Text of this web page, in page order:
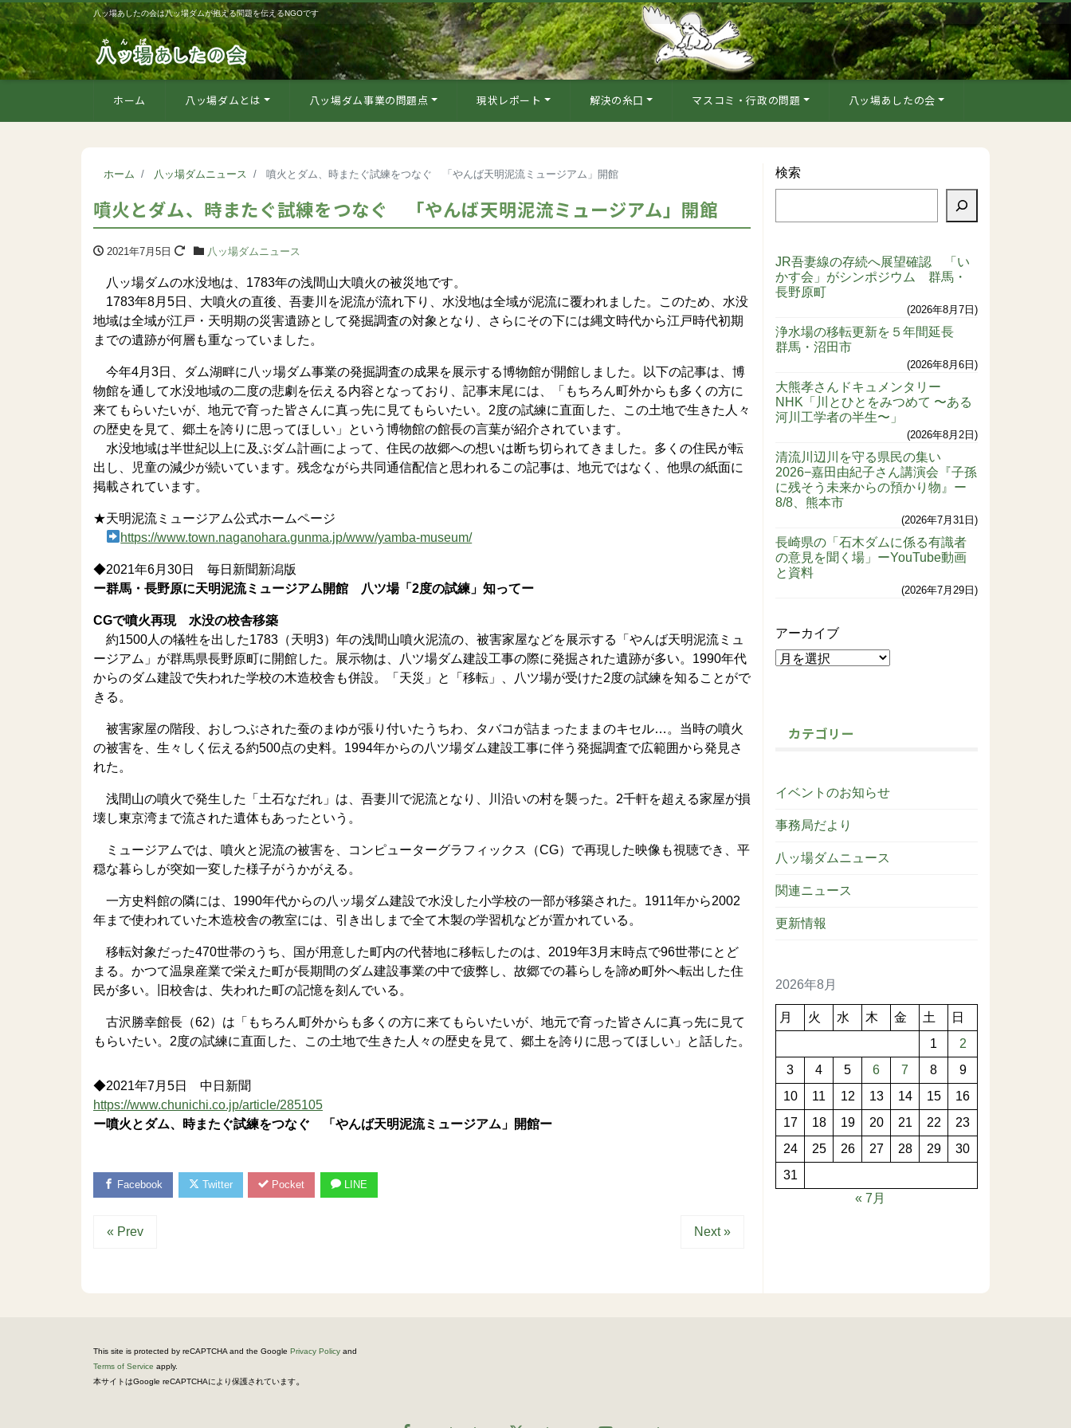
八ッ場あしたの会は八ッ場ダムが抱える問題を伝えるNGOです
ホーム 八ッ場ダムとは 八ッ場ダム事業の問題点 現状レポート 解決の糸口 マスコミ・行政の問題 八ッ場あしたの会
ホーム 八ッ場ダムニュース 噴火とダム、時またぐ試練をつなぐ 「やんば天明泥流ミュージアム」開館
噴火とダム、時またぐ試練をつなぐ 「やんば天明泥流ミュージアム」開館
2021年7月5日 八ッ場ダムニュース
八ッ場ダムの水没地は、1783年の浅間山大噴火の被災地です。
1783年8月5日、大噴火の直後、吾妻川を泥流が流れ下り、水没地は全域が泥流に覆われました。このため、水没
地域は全域が江戸・天明期の災害遺跡として発掘調査の対象となり、さらにその下には縄文時代から江戸時代初期
までの遺跡が何層も重なっていました。
今年4月3日、ダム湖畔に八ッ場ダム事業の発掘調査の成果を展示する博物館が開館しました。以下の記事は、博
物館を通して水没地域の二度の悲劇を伝える内容となっており、記事末尾には、「もちろん町外からも多くの方に
来てもらいたいが、地元で育った皆さんに真っ先に見てもらいたい。2度の試練に直面した、この土地で生きた人々
の歴史を見て、郷土を誇りに思ってほしい」という博物館の館長の言葉が紹介されています。
水没地域は半世紀以上に及ぶダム計画によって、住民の故郷への想いは断ち切られてきました。多くの住民が転
出し、児童の減少が続いています。残念ながら共同通信配信と思われるこの記事は、地元ではなく、他県の紙面に
掲載されています。
★天明泥流ミュージアム公式ホームページ
https://www.town.naganohara.gunma.jp/www/yamba-museum/
◆2021年6月30日 毎日新聞新潟版
ー群馬・長野原に天明泥流ミュージアム開館 八ツ場「2度の試練」知ってー
CGで噴火再現 水没の校舎移築
約1500人の犠牲を出した1783（天明3）年の浅間山噴火泥流の、被害家屋などを展示する「やんば天明泥流ミュ
ージアム」が群馬県長野原町に開館した。展示物は、八ツ場ダム建設工事の際に発掘された遺跡が多い。1990年代
からのダム建設で失われた学校の木造校舎も併設。「天災」と「移転」、八ツ場が受けた2度の試練を知ることがで
きる。
被害家屋の階段、おしつぶされた蚕のまゆが張り付いたうちわ、タバコが詰まったままのキセル…。当時の噴火
の被害を、生々しく伝える約500点の史料。1994年からの八ツ場ダム建設工事に伴う発掘調査で広範囲から発見さ
れた。
浅間山の噴火で発生した「土石なだれ」は、吾妻川で泥流となり、川沿いの村を襲った。2千軒を超える家屋が損
壊し東京湾まで流された遺体もあったという。
ミュージアムでは、噴火と泥流の被害を、コンピューターグラフィックス（CG）で再現した映像も視聴でき、平
穏な暮らしが突如一変した様子がうかがえる。
一方史料館の隣には、1990年代からの八ッ場ダム建設で水没した小学校の一部が移築された。1911年から2002
年まで使われていた木造校舎の教室には、引き出しまで全て木製の学習机などが置かれている。
移転対象だった470世帯のうち、国が用意した町内の代替地に移転したのは、2019年3月末時点で96世帯にとど
まる。かつて温泉産業で栄えた町が長期間のダム建設事業の中で疲弊し、故郷での暮らしを諦め町外へ転出した住
民が多い。旧校舎は、失われた町の記憶を刻んでいる。
古沢勝幸館長（62）は「もちろん町外からも多くの方に来てもらいたいが、地元で育った皆さんに真っ先に見て
もらいたい。2度の試練に直面した、この土地で生きた人々の歴史を見て、郷土を誇りに思ってほしい」と話した。
◆2021年7月5日 中日新聞
https://www.chunichi.co.jp/article/285105
ー噴火とダム、時またぐ試練をつなぐ 「やんば天明泥流ミュージアム」開館ー
Facebook Twitter Pocket LINE
« Prev Next »
検索
JR吾妻線の存続へ展望確認 「い
かす会」がシンポジウム 群馬・
長野原町
2026年8月7日
浄水場の移転更新を５年間延長
群馬・沼田市
2026年8月6日
大熊孝さんドキュメンタリー
NHK「川とひとをみつめて 〜ある
河川工学者の半生〜」
2026年8月2日
清流川辺川を守る県民の集い
2026−嘉田由紀子さん講演会『子孫
に残そう未来からの預かり物』ー
8/8、熊本市
2026年7月31日
長崎県の「石木ダムに係る有識者
の意見を聞く場」ーYouTube動画
と資料
2026年7月29日
アーカイブ
カテゴリー
イベントのお知らせ
事務局だより
八ッ場ダムニュース
関連ニュース
更新情報
2026年8月
月 火 水 木 金 土
日
1
2
3
4 5 6 7 8
9
10
11 12 13 14 15
16
17
18 19 20 21 22
23
24
25 26 27 28 29
30
31
« 7月
This site is protected by reCAPTCHA and the Google Privacy Policy and
Terms of Service apply.
本サイトはGoogle reCAPTCHAにより保護されています。